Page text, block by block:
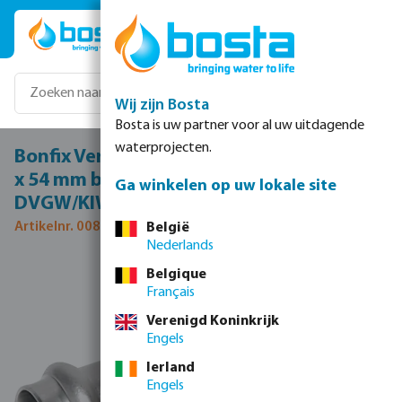
Ga naar de hoofdinhoud
Bonfix Verbindingskoppeling RVS 316L 2"
x 54 mm binnendraad x pers 16bar
DVGW/KIWA
Artikelnr. 0085086
Afbeeldingengalerij overslaan
Wij zijn Bosta
Bosta is uw partner voor al uw uitdagende
waterprojecten.
Ga winkelen op uw lokale site
België
Nederlands
Belgique
Français
Verenigd Koninkrijk
Engels
Ierland
Engels